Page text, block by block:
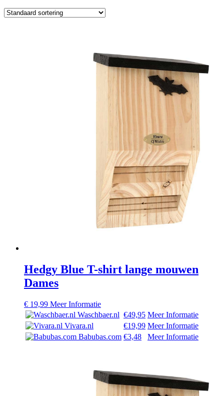
Hedgy Blue T-shirt lange mouwen
Dames
€ 19,99 Meer Informatie
Waschbaer.nl €49,95 Meer Informatie
Vivara.nl
€19,99 Meer Informatie
Babubas.com €3,48 Meer Informatie